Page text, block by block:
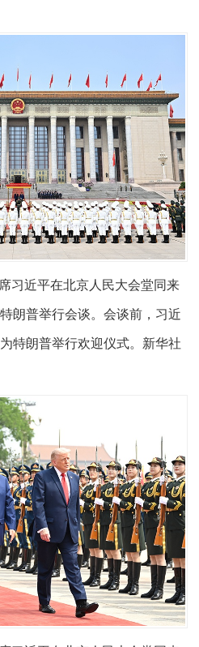
习近平在北京人民大会堂同来
朗普举行会谈。会谈前，习近
特朗普举行欢迎仪式。新华社